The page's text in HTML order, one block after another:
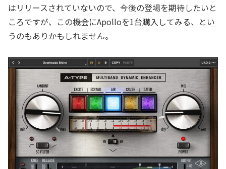
はリリースされていないので、今後の登場を期待したいと
ころですが、この機会にApolloを1台購入してみる、とい
うのもありかもしれません。